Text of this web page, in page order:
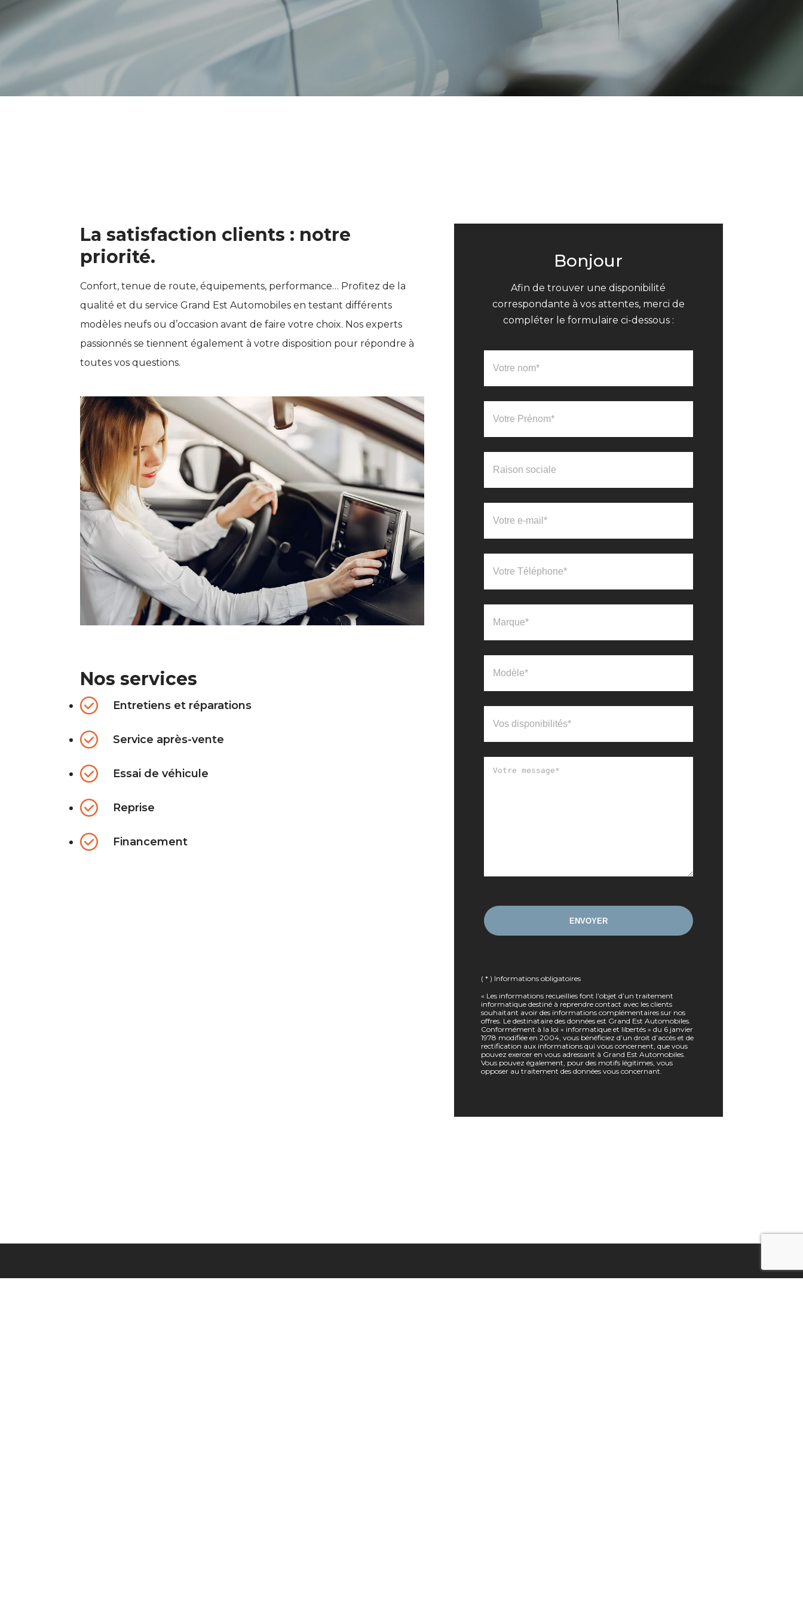
La satisfaction clients : notre
priorité.
Confort, tenue de route, équipements, performance… Profitez de la
qualité et du service Grand Est Automobiles en testant différents
modèles neufs ou d’occasion avant de faire votre choix. Nos experts
passionnés se tiennent également à votre disposition pour répondre à
toutes vos questions.
Nos services
Entretiens et réparations
Service après-vente
Essai de véhicule
Reprise
Financement
Bonjour
Afin de trouver une disponibilité
correspondante à vos attentes, merci de
compléter le formulaire ci-dessous :
( * ) Informations obligatoires
« Les informations recueillies font l’objet d’un traitement
informatique destiné à reprendre contact avec les clients
souhaitant avoir des informations complémentaires sur nos
offres. Le destinataire des données est Grand Est Automobiles.
Conformément à la loi « informatique et libertés » du 6 janvier
1978 modifiée en 2004, vous bénéficiez d’un droit d’accès et de
rectification aux informations qui vous concernent, que vous
pouvez exercer en vous adressant à Grand Est Automobiles.
Vous pouvez également, pour des motifs légitimes, vous
opposer au traitement des données vous concernant.